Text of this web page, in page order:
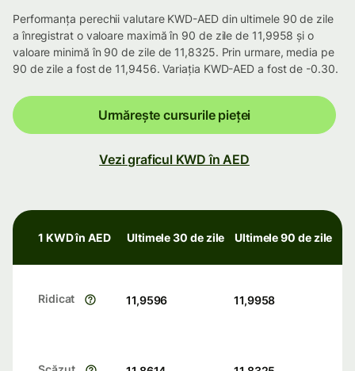
Performanța perechii valutare KWD-AED din ultimele 90 de zile
a înregistrat o valoare maximă în 90 de zile de 11,9958 și o
valoare minimă în 90 de zile de 11,8325. Prin urmare, media pe
90 de zile a fost de 11,9456. Variația KWD-AED a fost de -0.30.
Urmărește cursurile pieței
Vezi graficul KWD în AED
1 KWD în AED Ultimele 30 de zile Ultimele 90 de zile
Ridicat 11,9596 11,9958